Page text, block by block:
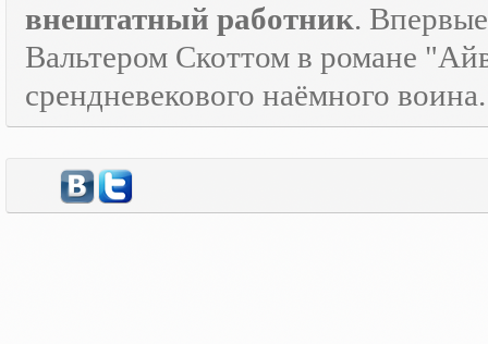
внештатный работник.
Вальтером Скоттом в романе
срендневекового наёмного воина.